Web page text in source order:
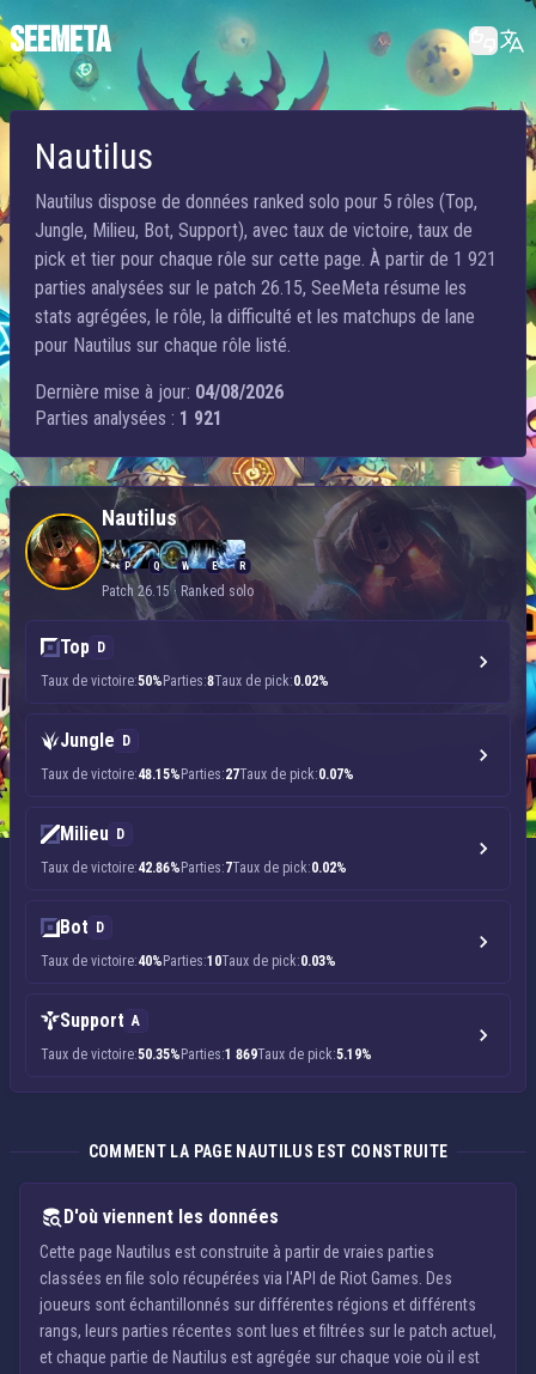
SEEMETA
Nautilus
Nautilus dispose de données ranked solo pour 5 rôles (Top,
Jungle, Milieu, Bot, Support), avec taux de victoire, taux de
pick et tier pour chaque rôle sur cette page. À partir de 1 921
parties analysées sur le patch 26.15, SeeMeta résume les
stats agrégées, le rôle, la difficulté et les matchups de lane
pour Nautilus sur chaque rôle listé.
Dernière mise à jour: 04/08/2026
Parties analysées : 1 921
Nautilus
P Q W E R
Patch 26.15 · Ranked solo
Top
D
Taux de victoire:50% Parties:8Taux de pick:0.02%
Jungle
D
Taux de victoire:48.15% Parties:27Taux de pick:0.07%
Milieu
D
Taux de victoire:42.86% Parties:7Taux de pick:0.02%
Bot
D
Taux de victoire:40% Parties:10Taux de pick:0.03%
Support A
Taux de victoire:50.35% Parties:1 869Taux de pick:5.19%
COMMENT LA PAGE NAUTILUS EST CONSTRUITE
D'où viennent les données
Cette page Nautilus est construite à partir de vraies parties
classées en file solo récupérées via l'API de Riot Games. Des
joueurs sont échantillonnés sur différentes régions et différents
rangs, leurs parties récentes sont lues et filtrées sur le patch actuel,
et chaque partie de Nautilus est agrégée sur chaque voie où il est